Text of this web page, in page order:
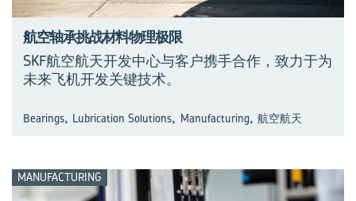
航空轴承挑战材料物理极限
SKF航空航天开发中心与客户携手合作，致力于为
未来飞机开发关键技术。
Bearings, Lubrication Solutions, Manufacturing, 航空航天
MANUFACTURING